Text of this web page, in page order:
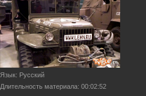
Язык: Русский
Длительность материала: 00:02:52